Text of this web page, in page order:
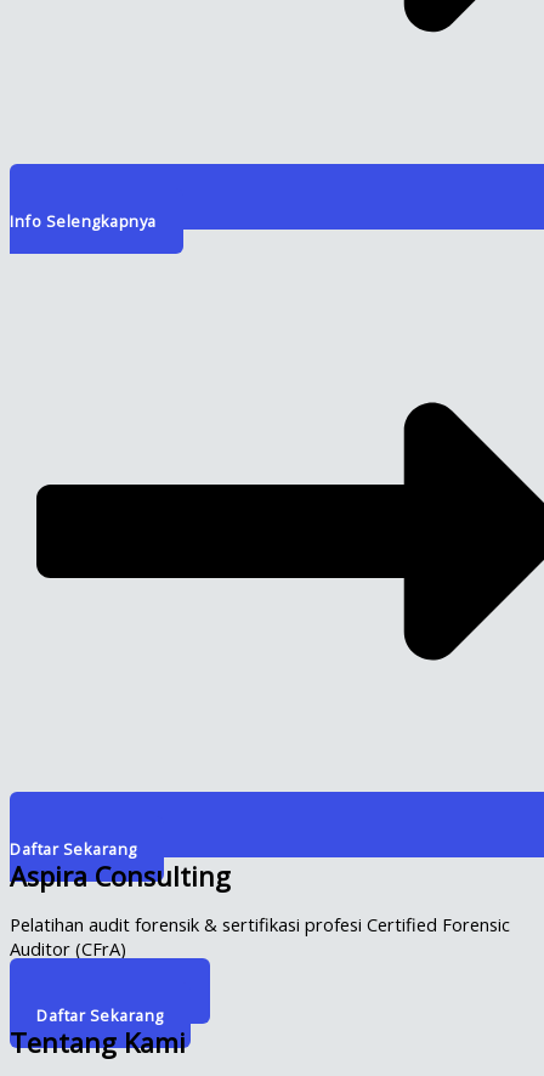
Info Selengkapnya
Daftar Sekarang
Aspira Consulting
Pelatihan audit forensik & sertifikasi profesi Certified Forensic
Auditor (CFrA)
Daftar Sekarang
Tentang Kami